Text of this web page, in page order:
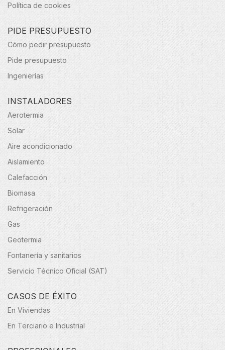
Política de cookies
PIDE PRESUPUESTO
Cómo pedir presupuesto
Pide presupuesto
Ingenierías
INSTALADORES
Aerotermia
Solar
Aire acondicionado
Aislamiento
Calefacción
Biomasa
Refrigeración
Gas
Geotermia
Fontanería y sanitarios
Servicio Técnico Oficial (SAT)
CASOS DE ÉXITO
En Viviendas
En Terciario e Industrial